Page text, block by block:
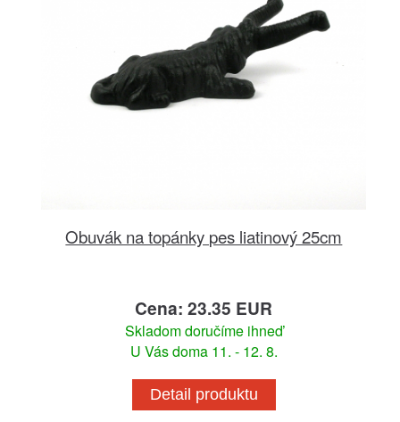
Obuvák na topánky pes liatinový 25cm
Cena: 23.35 EUR
Skladom doručíme ihneď
U Vás doma 11. - 12. 8.
Detail produktu